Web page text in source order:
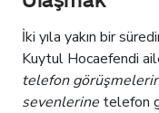
İki yıla yakın bir
Kuytul Hocaefendi
telefon
sevenlerine telefon